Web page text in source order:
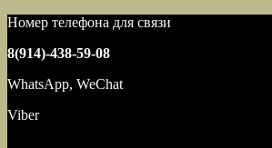
Номер телефона для связи
8(914)-438-59-08
WhatsApp, WeChat
Viber